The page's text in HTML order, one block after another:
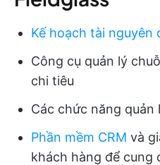
Kế hoạch tài nguyên
Công cụ quản lý
chi tiêu
Các chức năng quản
Phần mềm CRM và
khách hàng để